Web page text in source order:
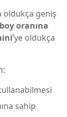
oldukça geniş
oranına
’ye oldukça
sahip